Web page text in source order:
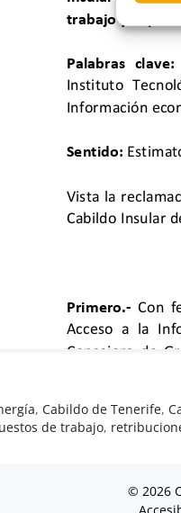
,Cabildo de Tenerife,
de trabajo,
© 2026